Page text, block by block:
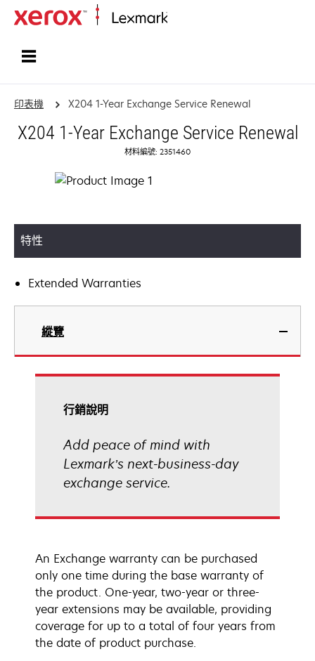
印表機 X204 1-Year Exchange Service Renewal
X204 1-Year Exchange Service Renewal
材料編號: 2351460
特性
Extended Warranties
縱覽
行銷說明
Add peace of mind with
Lexmark’s next-business-day
exchange service.
An Exchange warranty can be purchased
only one time during the base warranty of
the product. One-year, two-year or three-
year extensions may be available, providing
coverage for up to a total of four years from
the date of product purchase.